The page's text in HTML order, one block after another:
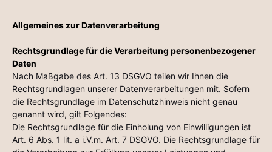
Allgemeines zur Datenverarbeitung
Rechtsgrundlage für die Verarbeitung personenbezogener
Daten
Nach Maßgabe des Art. 13 DSGVO teilen wir Ihnen die
Rechtsgrundlagen unserer Datenverarbeitungen mit. Sofern
die Rechtsgrundlage im Datenschutzhinweis nicht genau
genannt wird, gilt Folgendes:
Die Rechtsgrundlage für die Einholung von Einwilligungen ist
Art. 6 Abs. 1 lit. a i.V.m. Art. 7 DSGVO. Die Rechtsgrundlage für